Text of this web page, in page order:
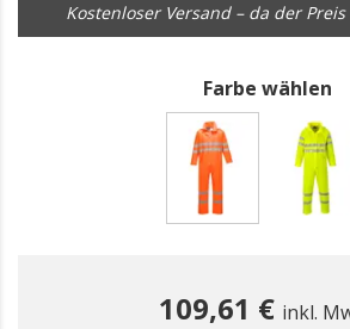
Kostenloser Versand – da der
Farbe wählen
109,61 € inkl.